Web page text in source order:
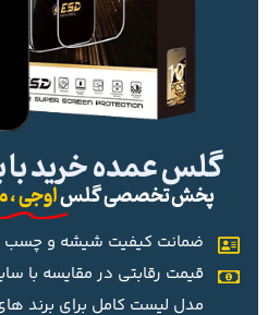
گلس عمده خرید
پخش تخصصی گلساوجی ،
ضمانت کیفیت شیشه و چسب
قیمت رقابتی در مقایسه با
مدل لیست کامل برای برند